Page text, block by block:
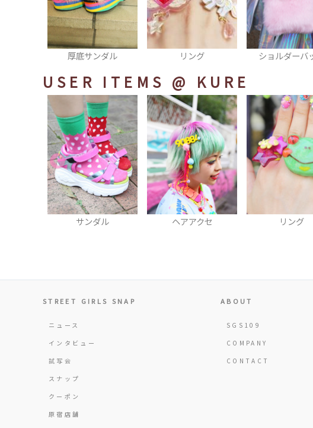
リング ショルダーバッグ タイツ
USER ITEMS @ KURE
ヘアアクセ リング ネイル
STREET GIRLS SNAP
ニュース
インタビュー
試写会
スナップ
クーポン
原宿店舗
ABOUT
SGS109
COMPANY
CONTACT